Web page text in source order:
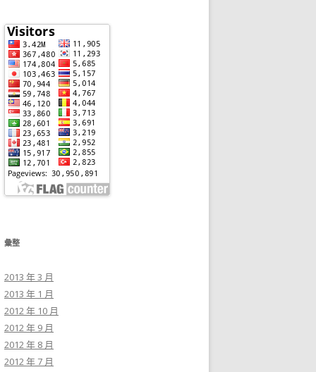
彙整
2013 年 3 月
2013 年 1 月
2012 年 10 月
2012 年 9 月
2012 年 8 月
2012 年 7 月